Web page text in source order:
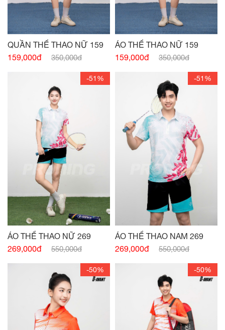
QUẦN THỂ THAO NỮ 159
159,000đ
350,000đ
ÁO THỂ THAO NỮ 159
159,000đ
350,000đ
-51%
ÁO THỂ THAO NỮ 269
269,000đ
550,000đ
-51%
ÁO THỂ THAO NAM 269
269,000đ
550,000đ
-50% -50%